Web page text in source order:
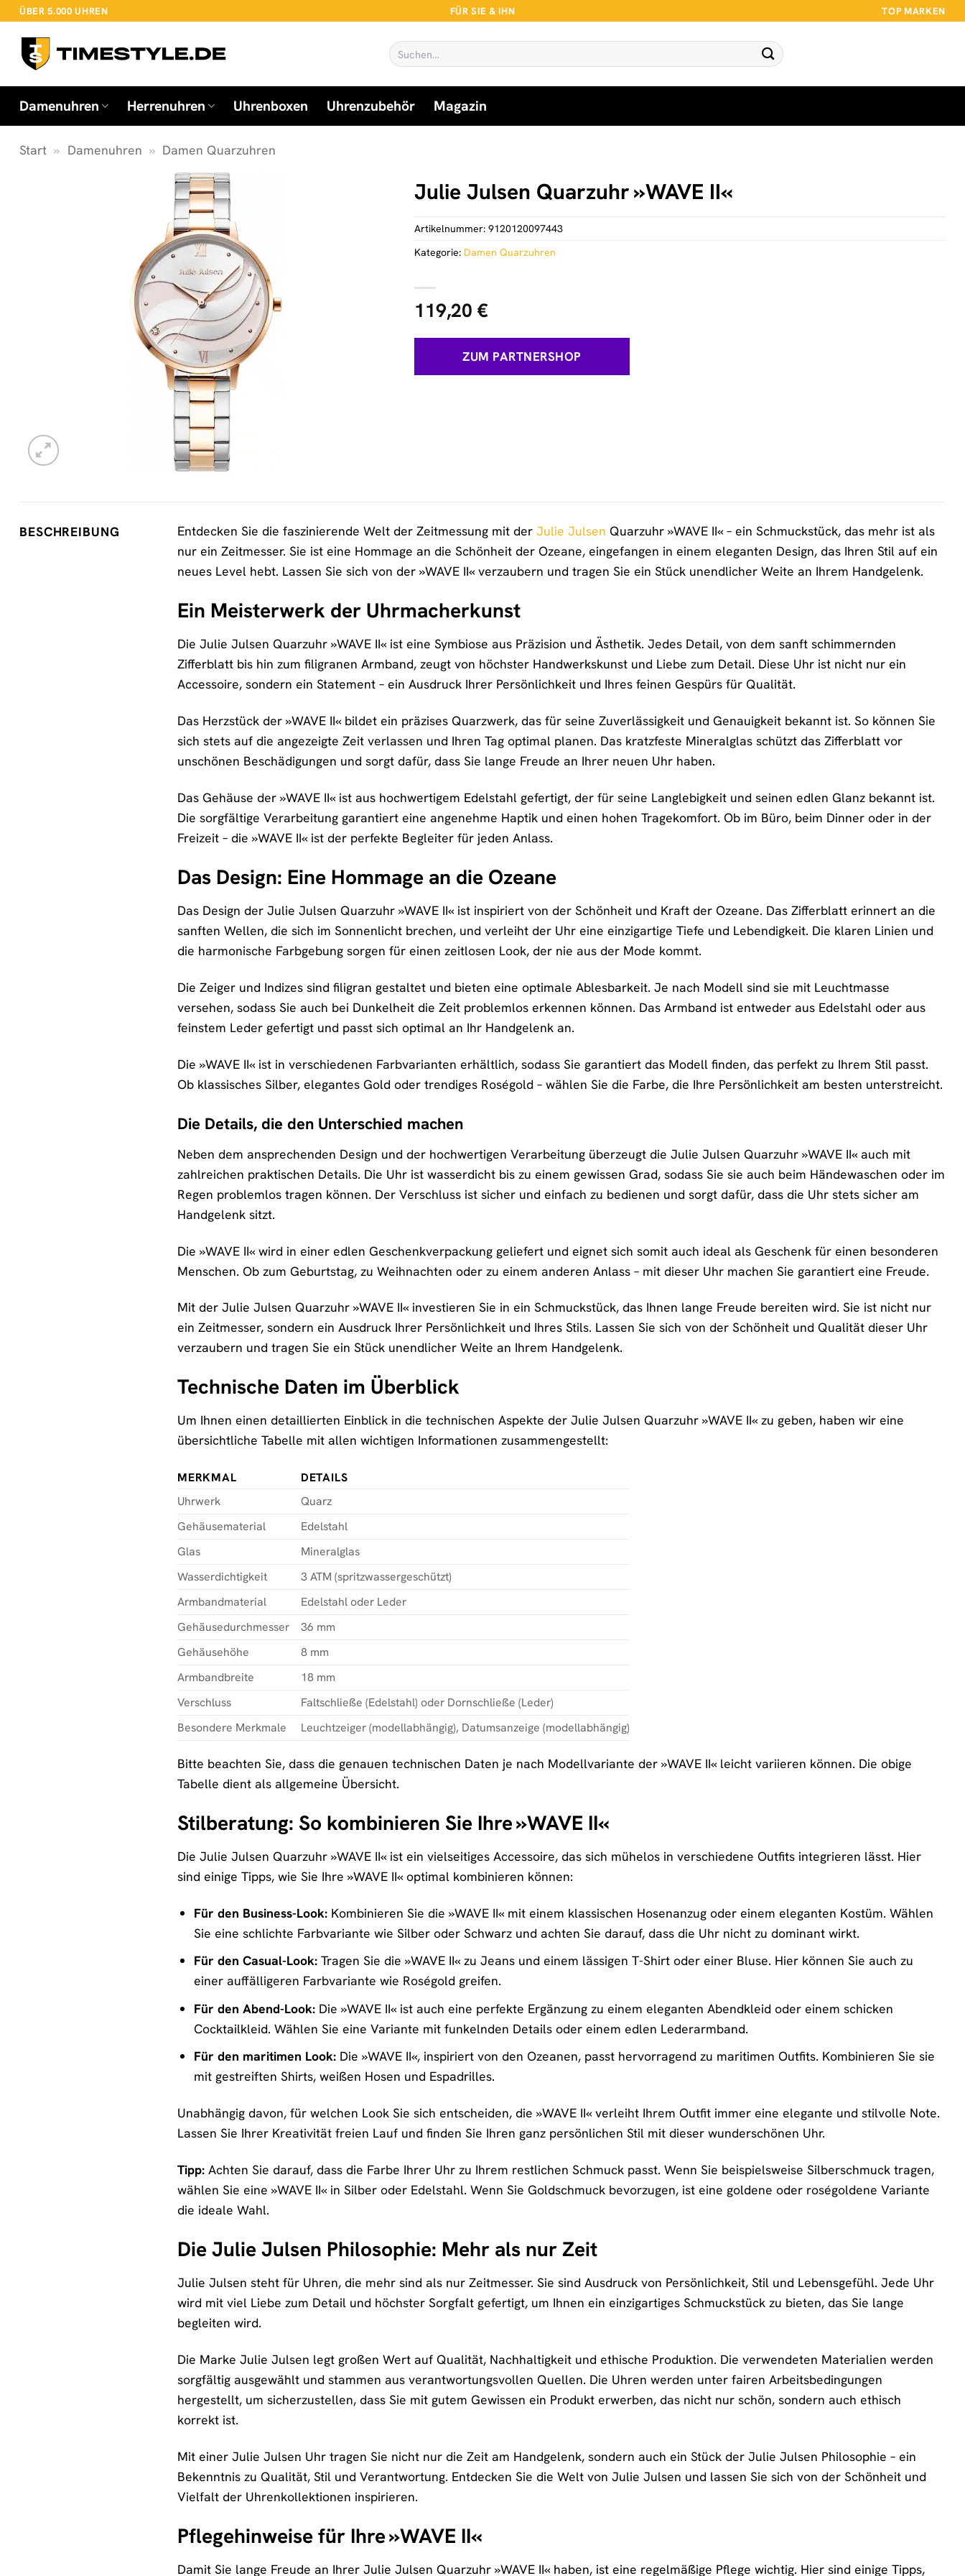
Zum
springen
ÜBER 5.000 UHREN FÜR SIE & IHN TOP MARKEN
Suchen
nach:
Damenuhren Herrenuhren Uhrenboxen Uhrenzubehör Magazin
Start » Damenuhren » Damen Quarzuhren
Julie Julsen Quarzuhr »WAVE II«
119,20 €
ZUM PARTNERSHOP
Artikelnummer: 9120120097443
Kategorie: Damen Quarzuhren
BESCHREIBUNG Entdecken Sie die faszinierende Welt der Zeitmessung mit der Julie Julsen Quarzuhr »WAVE II« – ein Schmuckstück, das mehr ist als
nur ein Zeitmesser. Sie ist eine Hommage an die Schönheit der Ozeane, eingefangen in einem eleganten Design, das Ihren Stil auf ein
neues Level hebt. Lassen Sie sich von der »WAVE II« verzaubern und tragen Sie ein Stück unendlicher Weite an Ihrem Handgelenk.
Ein Meisterwerk der Uhrmacherkunst
Die Julie Julsen Quarzuhr »WAVE II« ist eine Symbiose aus Präzision und Ästhetik. Jedes Detail, von dem sanft schimmernden
Zifferblatt bis hin zum filigranen Armband, zeugt von höchster Handwerkskunst und Liebe zum Detail. Diese Uhr ist nicht nur ein
Accessoire, sondern ein Statement – ein Ausdruck Ihrer Persönlichkeit und Ihres feinen Gespürs für Qualität.
Das Herzstück der »WAVE II« bildet ein präzises Quarzwerk, das für seine Zuverlässigkeit und Genauigkeit bekannt ist. So können Sie
sich stets auf die angezeigte Zeit verlassen und Ihren Tag optimal planen. Das kratzfeste Mineralglas schützt das Zifferblatt vor
unschönen Beschädigungen und sorgt dafür, dass Sie lange Freude an Ihrer neuen Uhr haben.
Das Gehäuse der »WAVE II« ist aus hochwertigem Edelstahl gefertigt, der für seine Langlebigkeit und seinen edlen Glanz bekannt ist.
Die sorgfältige Verarbeitung garantiert eine angenehme Haptik und einen hohen Tragekomfort. Ob im Büro, beim Dinner oder in der
Freizeit – die »WAVE II« ist der perfekte Begleiter für jeden Anlass.
Das Design: Eine Hommage an die Ozeane
Das Design der Julie Julsen Quarzuhr »WAVE II« ist inspiriert von der Schönheit und Kraft der Ozeane. Das Zifferblatt erinnert an die
sanften Wellen, die sich im Sonnenlicht brechen, und verleiht der Uhr eine einzigartige Tiefe und Lebendigkeit. Die klaren Linien und
die harmonische Farbgebung sorgen für einen zeitlosen Look, der nie aus der Mode kommt.
Die Zeiger und Indizes sind filigran gestaltet und bieten eine optimale Ablesbarkeit. Je nach Modell sind sie mit Leuchtmasse
versehen, sodass Sie auch bei Dunkelheit die Zeit problemlos erkennen können. Das Armband ist entweder aus Edelstahl oder aus
feinstem Leder gefertigt und passt sich optimal an Ihr Handgelenk an.
Die »WAVE II« ist in verschiedenen Farbvarianten erhältlich, sodass Sie garantiert das Modell finden, das perfekt zu Ihrem Stil passt.
Ob klassisches Silber, elegantes Gold oder trendiges Roségold – wählen Sie die Farbe, die Ihre Persönlichkeit am besten unterstreicht.
Die Details, die den Unterschied machen
Neben dem ansprechenden Design und der hochwertigen Verarbeitung überzeugt die Julie Julsen Quarzuhr »WAVE II« auch mit
zahlreichen praktischen Details. Die Uhr ist wasserdicht bis zu einem gewissen Grad, sodass Sie sie auch beim Händewaschen oder im
Regen problemlos tragen können. Der Verschluss ist sicher und einfach zu bedienen und sorgt dafür, dass die Uhr stets sicher am
Handgelenk sitzt.
Die »WAVE II« wird in einer edlen Geschenkverpackung geliefert und eignet sich somit auch ideal als Geschenk für einen besonderen
Menschen. Ob zum Geburtstag, zu Weihnachten oder zu einem anderen Anlass – mit dieser Uhr machen Sie garantiert eine Freude.
Mit der Julie Julsen Quarzuhr »WAVE II« investieren Sie in ein Schmuckstück, das Ihnen lange Freude bereiten wird. Sie ist nicht nur
ein Zeitmesser, sondern ein Ausdruck Ihrer Persönlichkeit und Ihres Stils. Lassen Sie sich von der Schönheit und Qualität dieser Uhr
verzaubern und tragen Sie ein Stück unendlicher Weite an Ihrem Handgelenk.
Technische Daten im Überblick
Um Ihnen einen detaillierten Einblick in die technischen Aspekte der Julie Julsen Quarzuhr »WAVE II« zu geben, haben wir eine
übersichtliche Tabelle mit allen wichtigen Informationen zusammengestellt:
MERKMAL
DETAILS
Uhrwerk
Quarz
Gehäusematerial
Edelstahl
Glas
Mineralglas
Wasserdichtigkeit
3 ATM (spritzwassergeschützt)
Armbandmaterial
Edelstahl oder Leder
Gehäusedurchmesser
36 mm
Gehäusehöhe
8 mm
Armbandbreite
18 mm
Verschluss
Faltschließe (Edelstahl) oder Dornschließe (Leder)
Besondere Merkmale
Leuchtzeiger (modellabhängig), Datumsanzeige (modellabhängig)
Bitte beachten Sie, dass die genauen technischen Daten je nach Modellvariante der »WAVE II« leicht variieren können. Die obige
Tabelle dient als allgemeine Übersicht.
Stilberatung: So kombinieren Sie Ihre »WAVE II«
Die Julie Julsen Quarzuhr »WAVE II« ist ein vielseitiges Accessoire, das sich mühelos in verschiedene Outfits integrieren lässt. Hier
sind einige Tipps, wie Sie Ihre »WAVE II« optimal kombinieren können:
Für den Business-Look:Kombinieren Sie die »WAVE II« mit einem klassischen Hosenanzug oder einem eleganten Kostüm. Wählen
Sie eine schlichte Farbvariante wie Silber oder Schwarz und achten Sie darauf, dass die Uhr nicht zu dominant wirkt.
Für den Casual-Look:Tragen Sie die »WAVE II« zu Jeans und einem lässigen T-Shirt oder einer Bluse. Hier können Sie auch zu
einer auffälligeren Farbvariante wie Roségold greifen.
Für den Abend-Look:Die »WAVE II« ist auch eine perfekte Ergänzung zu einem eleganten Abendkleid oder einem schicken
Cocktailkleid. Wählen Sie eine Variante mit funkelnden Details oder einem edlen Lederarmband.
Für den maritimen Look:Die »WAVE II«, inspiriert von den Ozeanen, passt hervorragend zu maritimen Outfits. Kombinieren Sie sie
mit gestreiften Shirts, weißen Hosen und Espadrilles.
Unabhängig davon, für welchen Look Sie sich entscheiden, die »WAVE II« verleiht Ihrem Outfit immer eine elegante und stilvolle Note.
Lassen Sie Ihrer Kreativität freien Lauf und finden Sie Ihren ganz persönlichen Stil mit dieser wunderschönen Uhr.
Tipp: Achten Sie darauf, dass die Farbe Ihrer Uhr zu Ihrem restlichen Schmuck passt. Wenn Sie beispielsweise Silberschmuck tragen,
wählen Sie eine »WAVE II« in Silber oder Edelstahl. Wenn Sie Goldschmuck bevorzugen, ist eine goldene oder roségoldene Variante
die ideale Wahl.
Die Julie Julsen Philosophie: Mehr als nur Zeit
Julie Julsen steht für Uhren, die mehr sind als nur Zeitmesser. Sie sind Ausdruck von Persönlichkeit, Stil und Lebensgefühl. Jede Uhr
wird mit viel Liebe zum Detail und höchster Sorgfalt gefertigt, um Ihnen ein einzigartiges Schmuckstück zu bieten, das Sie lange
begleiten wird.
Die Marke Julie Julsen legt großen Wert auf Qualität, Nachhaltigkeit und ethische Produktion. Die verwendeten Materialien werden
sorgfältig ausgewählt und stammen aus verantwortungsvollen Quellen. Die Uhren werden unter fairen Arbeitsbedingungen
hergestellt, um sicherzustellen, dass Sie mit gutem Gewissen ein Produkt erwerben, das nicht nur schön, sondern auch ethisch
korrekt ist.
Mit einer Julie Julsen Uhr tragen Sie nicht nur die Zeit am Handgelenk, sondern auch ein Stück der Julie Julsen Philosophie – ein
Bekenntnis zu Qualität, Stil und Verantwortung. Entdecken Sie die Welt von Julie Julsen und lassen Sie sich von der Schönheit und
Vielfalt der Uhrenkollektionen inspirieren.
Pflegehinweise für Ihre »WAVE II«
Damit Sie lange Freude an Ihrer Julie Julsen Quarzuhr »WAVE II« haben, ist eine regelmäßige Pflege wichtig. Hier sind einige Tipps,